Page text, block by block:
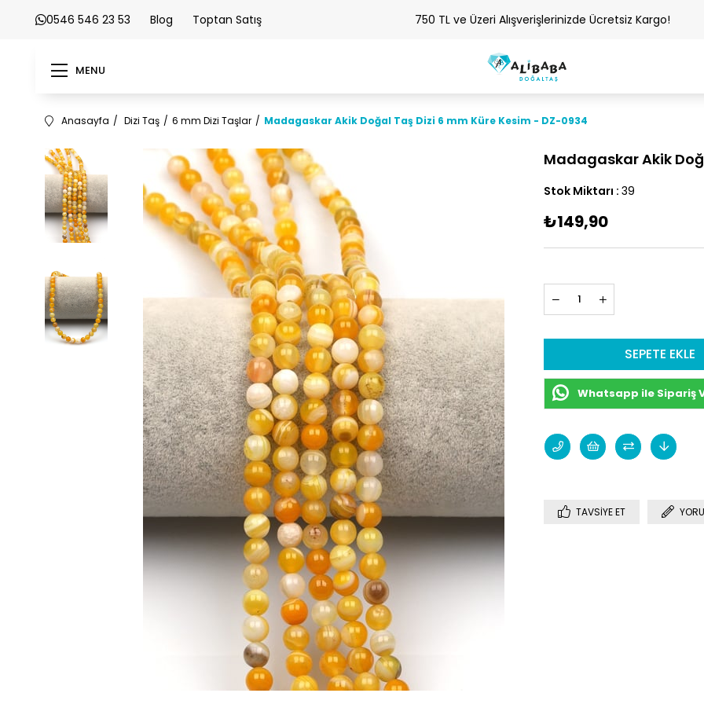
0546 546 23 53 Blog Toptan Satış 750 TL ve Üzeri Alışverişlerinizde Ücretsiz Kargo!
MENU
Anasayfa Dizi Taş 6 mm Dizi Taşlar Madagaskar Akik Doğal Taş Dizi 6 mm Küre Kesim - DZ-0934
Madagaskar Akik
Stok Miktarı : 39
₺149,90
Whatsapp ile Sipariş
TAVSIYE ET